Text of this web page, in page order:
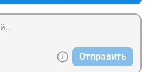
Отправить